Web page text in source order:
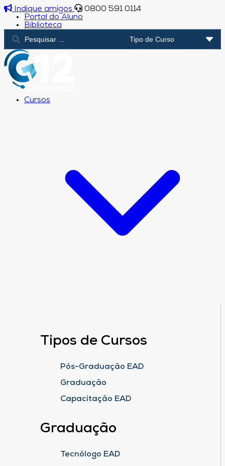
Indique amigos
0800 591 0114
Portal do Aluno
Biblioteca
Cursos
Tipos de Cursos
Pós-Graduação EAD
Graduação
Capacitação EAD
Graduação
Tecnólogo EAD